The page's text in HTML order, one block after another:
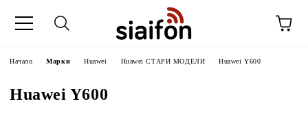
Начало Марки Huawei Huawei СТАРИ МОДЕЛИ Huawei Y600
Huawei Y600